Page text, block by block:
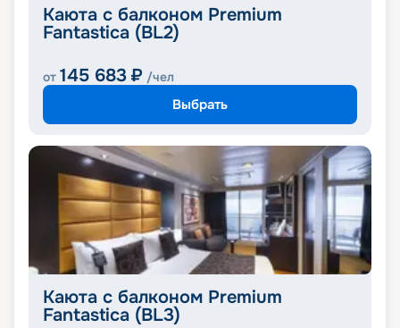
Каюта с балконом Premium
Fantastica (BL2)
от 145 683 ₽ /чел
Выбрать
Каюта с балконом Premium
Fantastica (BL3)